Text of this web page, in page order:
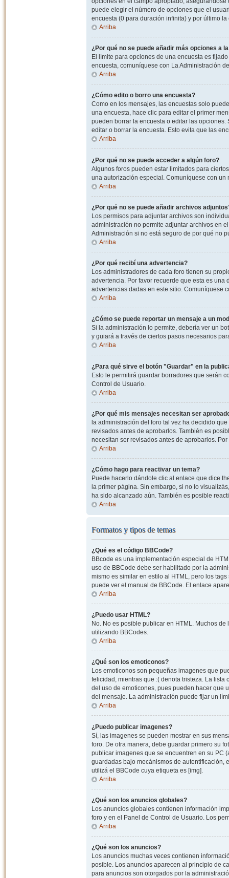
puede elegir el número de opciones que el
encuesta (0 para duración infinita) y por último
Arriba
¿Por qué no se puede añadir más opciones a
El límite para opciones de una encuesta es
encuesta, comuníquese con La Administración
Arriba
¿Cómo edito o borro una encuesta?
Como en los mensajes, las encuestas solo
una encuesta, hace clic para editar el primer
pueden borrar la encuesta o editar las
editar o borrar la encuesta. Esto evita que las
Arriba
¿Por qué no se puede acceder a algún foro?
Algunos foros pueden estar limitados para
una autorización especial. Comuníquese con
Arriba
¿Por qué no se puede añadir archivos
Los permisos para adjuntar archivos son
administración no permite adjuntar archivos en
Administración si no está seguro de por qué no
Arriba
¿Por qué recibí una advertencia?
Los administradores de cada foro tienen su
advertencia. Por favor recuerde que esta es
advertencias dadas en este sitio. Comuníquese
Arriba
¿Cómo se puede reportar un mensaje a un
Si la administración lo permite, debería ver un
y guiará a través de ciertos pasos necesarios
Arriba
¿Para qué sirve el botón "Guardar" en la
Esto le permitirá guardar borradores que serán
Control de Usuario.
Arriba
¿Por qué mis mensajes necesitan ser
la administración del foro tal vez ha decidido
revisados antes de aprobarlos. También es
necesitan ser revisados antes de aprobarlos.
Arriba
¿Cómo hago para reactivar un tema?
Puede hacerlo dándole clic al enlace que dice
la primer página. Sin embargo, si no lo
ha sido alcanzado aún. También es posible
Arriba
Formatos y tipos de temas
¿Qué es el código BBCode?
BBcode es una implementación especial de
uso de BBCode debe ser habilitado por la
mismo es similar en estilo al HTML, pero los
puede ver el manual de BBCode. El enlace
Arriba
¿Puedo usar HTML?
No. No es posible publicar en HTML. Muchos
utilizando BBCodes.
Arriba
¿Qué son los emoticonos?
Los emoticonos son pequeñas imagenes que
felicidad, mientras que :( denota tristeza. La
del uso de emoticones, pues pueden hacer que
del mensaje. La administración puede fijar un
Arriba
¿Puedo publicar imagenes?
Sí, las imagenes se pueden mostrar en sus
foro. De otra manera, debe guardar primero su
publicar imagenes que se encuentren en su PC
guardadas bajo mecánismos de autentificación,
utilizá el BBCode cuya etiqueta es [img].
Arriba
¿Qué son los anuncios globales?
Los anuncios globales contienen información
foro y en el Panel de Control de Usuario. Los
Arriba
¿Qué son los anuncios?
Los anuncios muchas veces contienen
posible. Los anuncios aparecen al principio de
para anuncios son otorgados por la